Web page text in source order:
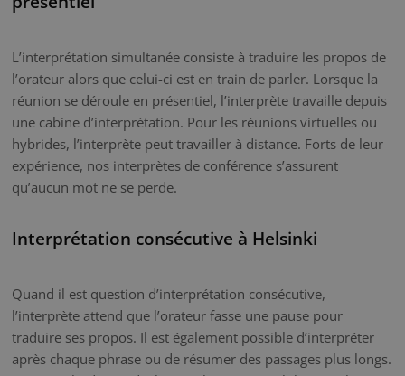
L’interprétation simultanée consiste à traduire les propos de
l’orateur alors que celui-ci est en train de parler. Lorsque la
réunion se déroule en présentiel, l’interprète travaille depuis
une cabine d’interprétation. Pour les réunions virtuelles ou
hybrides, l’interprète peut travailler à distance. Forts de leur
expérience, nos interprètes de conférence s’assurent
qu’aucun mot ne se perde.
Interprétation consécutive à Helsinki
Quand il est question d’interprétation consécutive,
l’interprète attend que l’orateur fasse une pause pour
traduire ses propos. Il est également possible d’interpréter
après chaque phrase ou de résumer des passages plus longs.